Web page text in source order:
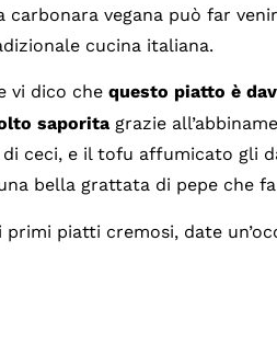
carbonara vegana può far
cucina italiana.
vi dico che questo piatto è
saporita grazie
ceci, e il tofu affumicato gli
bella grattata di pepe che
primi piatti cremosi, date